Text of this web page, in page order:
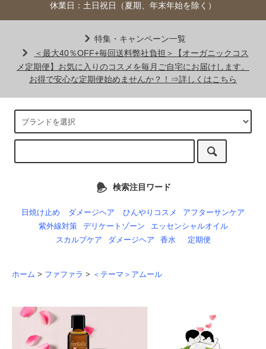
休業日：土日祝日（夏期、年末年始を除く）
特集・キャンペーン一覧
＜最大40％OFF+毎回送料弊社負担＞【オーガニックコス
メ定期便】お気に入りのコスメを毎月ご自宅にお届けします。
お得で安心な定期便始めませんか？！⇒詳しくはこちら
検索注目ワード
日焼け止め ダメージヘア ひんやりコスメ
アフターサンケア
紫外線対策
デリケートゾーン
エッセンシャルオイル
スカルプケア
ダメージヘア 香水 定期便
ホーム > ファファラ > ＜テーマ＞アムール